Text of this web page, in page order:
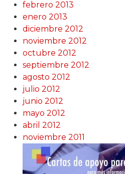
febrero 2013
enero 2013
diciembre 2012
noviembre 2012
octubre 2012
septiembre 2012
agosto 2012
julio 2012
junio 2012
mayo 2012
abril 2012
noviembre 2011